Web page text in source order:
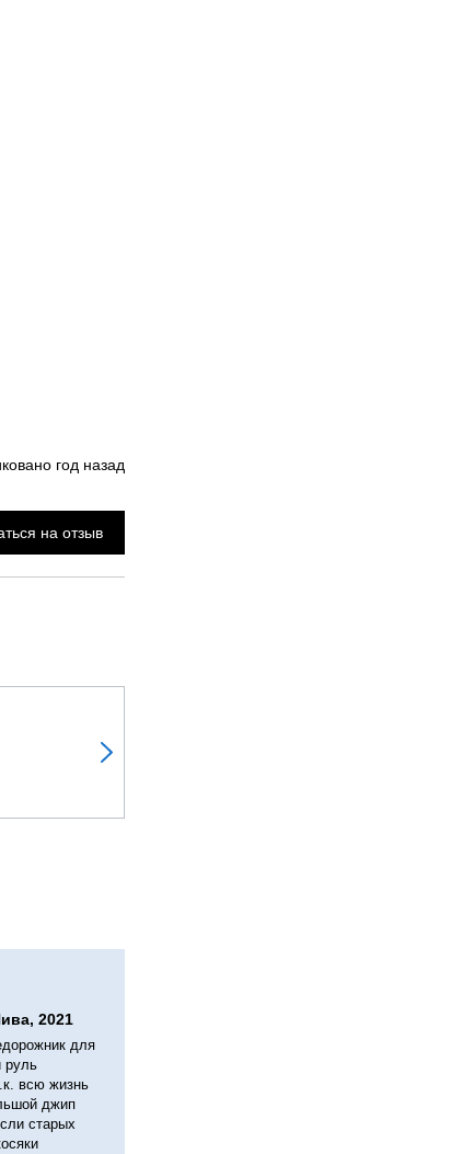
год назад
на отзыв
2021
для
руль
всю жизнь
джип
старых